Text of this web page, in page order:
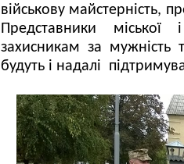
військову майстерність,
Представники
захисникам за мужність
будуть і надалі